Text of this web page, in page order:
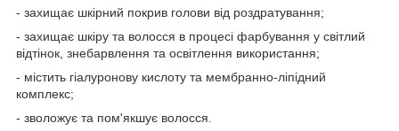
- захищає шкірний покрив голови від роздратування;
- захищає шкіру та волосся в процесі фарбування у світлий
відтінок, знебарвлення та освітлення використання;
- містить гіалуронову кислоту та мембранно-ліпідний
комплекс;
- зволожує та пом'якшує волосся.